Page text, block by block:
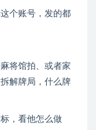
个账号，发的都
将馆拍、或者家
解牌局，什么牌
，看他怎么做